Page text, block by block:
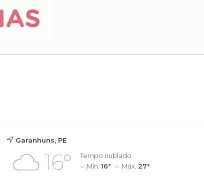
Garanhuns, PE
16°
Tempo nublado
Mín. 16° Máx. 27°